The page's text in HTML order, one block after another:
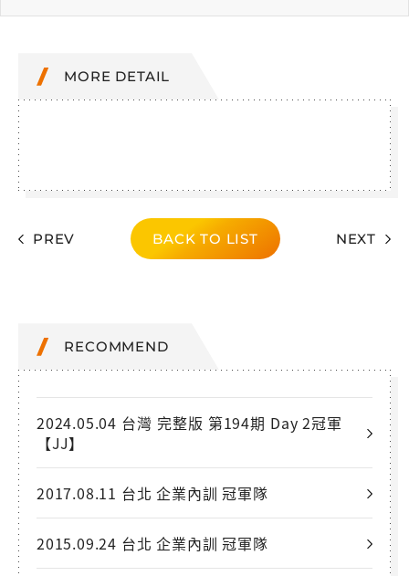
MORE DETAIL
PREV BACK TO LIST NEXT
RECOMMEND
2024.05.04 台灣 完整版 第194期 Day 2冠軍
【JJ】
2017.08.11 台北 企業內訓 冠軍隊
2015.09.24 台北 企業內訓 冠軍隊